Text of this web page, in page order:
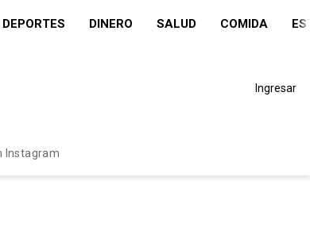
DEPORTES DINERO SALUD COMIDA
Ingresar
Instagram